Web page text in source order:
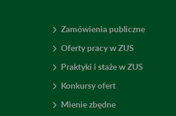
Zamówienia publiczne
Oferty pracy w ZUS
Praktyki i staże w ZUS
Konkursy ofert
Mienie zbędne